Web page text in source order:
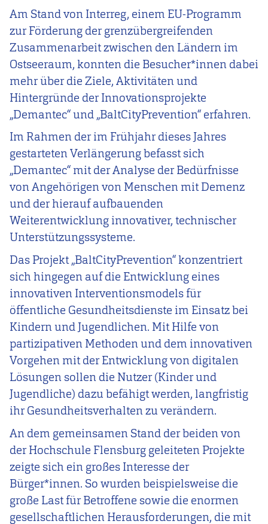
Am Stand von Interreg, einem EU-Programm
zur Förderung der grenzübergreifenden
Zusammenarbeit zwischen den Ländern im
Ostseeraum, konnten die Besucher*innen dabei
mehr über die Ziele, Aktivitäten und
Hintergründe der Innovationsprojekte
„Demantec“ und „BaltCityPrevention“ erfahren.
Im Rahmen der im Frühjahr dieses Jahres
gestarteten Verlängerung befasst sich
„Demantec“ mit der Analyse der Bedürfnisse
von Angehörigen von Menschen mit Demenz
und der hierauf aufbauenden
Weiterentwicklung innovativer, technischer
Unterstützungssysteme.
Das Projekt „BaltCityPrevention“ konzentriert
sich hingegen auf die Entwicklung eines
innovativen Interventionsmodels für
öffentliche Gesundheitsdienste im Einsatz bei
Kindern und Jugendlichen. Mit Hilfe von
partizipativen Methoden und dem innovativen
Vorgehen mit der Entwicklung von digitalen
Lösungen sollen die Nutzer (Kinder und
Jugendliche) dazu befähigt werden, langfristig
ihr Gesundheitsverhalten zu verändern.
An dem gemeinsamen Stand der beiden von
der Hochschule Flensburg geleiteten Projekte
zeigte sich ein großes Interesse der
Bürger*innen. So wurden beispielsweise die
große Last für Betroffene sowie die enormen
gesellschaftlichen Herausforderungen, die mit